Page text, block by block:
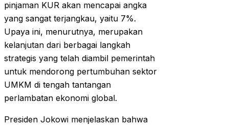
pinjaman KUR akan mencapai angka
yang sangat terjangkau, yaitu 7%.
Upaya ini, menurutnya, merupakan
kelanjutan dari berbagai langkah
strategis yang telah diambil pemerintah
untuk mendorong pertumbuhan sektor
UMKM di tengah tantangan
perlambatan ekonomi global.
Presiden Jokowi menjelaskan bahwa